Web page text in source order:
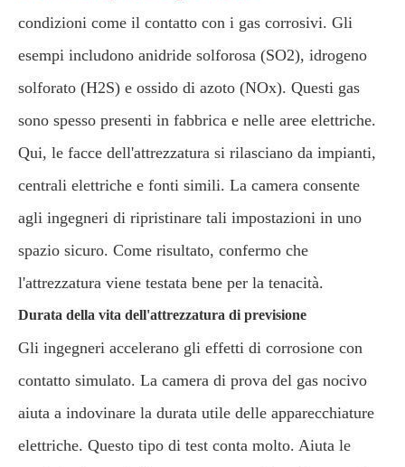
condizioni come il contatto con i gas corrosivi. Gli
esempi includono anidride solforosa (SO2), idrogeno
solforato (H2S) e ossido di azoto (NOx). Questi gas
sono spesso presenti in fabbrica e nelle aree elettriche.
Qui, le facce dell'attrezzatura si rilasciano da impianti,
centrali elettriche e fonti simili. La camera consente
agli ingegneri di ripristinare tali impostazioni in uno
spazio sicuro. Come risultato, confermo che
l'attrezzatura viene testata bene per la tenacità.
Durata della vita dell'attrezzatura di previsione
Gli ingegneri accelerano gli effetti di corrosione con
contatto simulato. La camera di prova del gas nocivo
aiuta a indovinare la durata utile delle apparecchiature
elettriche. Questo tipo di test conta molto. Aiuta le